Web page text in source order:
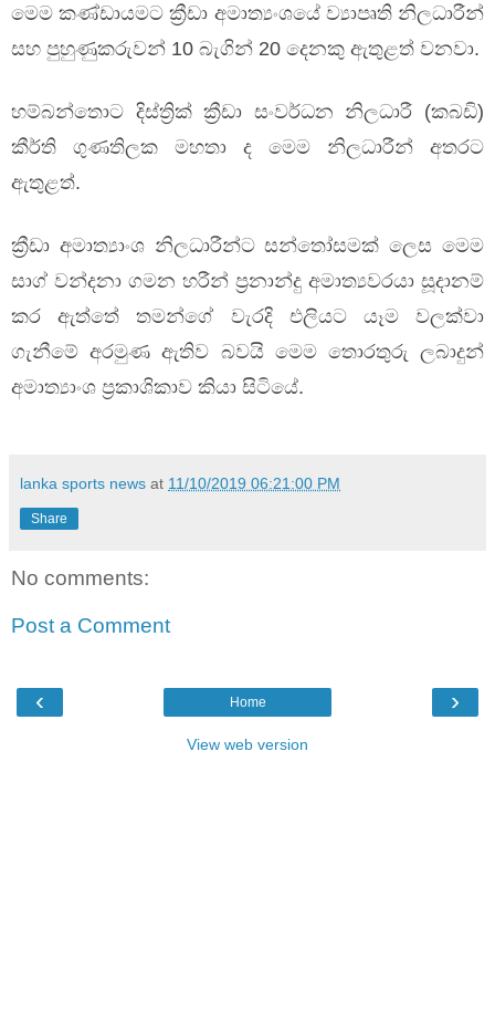
මෙම කණ්ඩායමට ක්‍රීඩා අමාත්‍යංශයේ ව්‍යාපෘති නිලධාරීන්
සහ පුහුණුකරුවන් 10 බැගින් 20 දෙනකු ඇතුළත් වනවා.
හම්බන්තොට දිස්ත්‍රික් ක්‍රීඩා සංවර්ධන නිලධාරී (කබඩි)
කීර්ති ගුණතිලක මහතා ද මෙම නිලධාරීන් අතරට
ඇතුළත්.
ක්‍රීඩා අමාත්‍යාංශ නිලධාරීන්ට සන්තෝසමක් ලෙස මෙම
සාග් වන්දනා ගමන හරීන් ප්‍රනාන්දු අමාත්‍යවරයා සූදානම්
කර ඇත්තේ තමන්ගේ වැරදි එලියට යෑම වලක්වා
ගැනීමේ අරමුණ ඇතිව බවයි මෙම තොරතුරු ලබාදුන්
අමාත්‍යාංශ ප්‍රකාශිකාව කියා සිටියේ.
lanka sports news at 11/10/2019 06:21:00 PM
Share
No comments:
Post a Comment
‹ ›
Home
View web version